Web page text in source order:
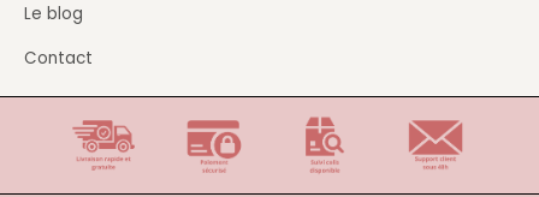
Le blog
Contact